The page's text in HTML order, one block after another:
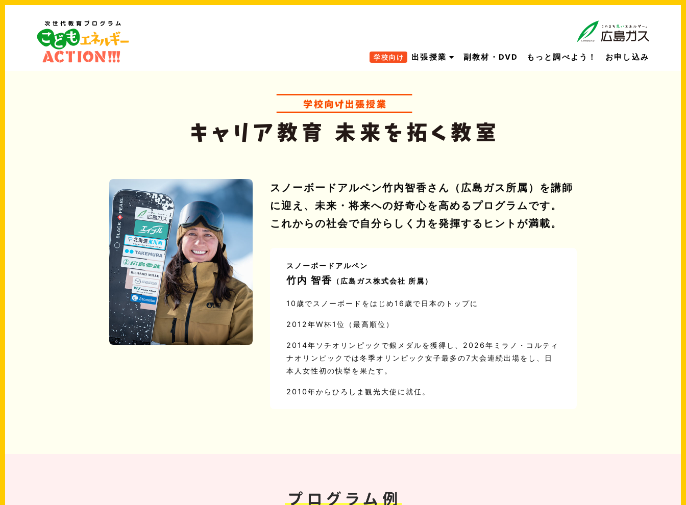
学校向け 出張授業 副教材・DVD もっと調べよう！ お申し込み
スノーボードアルペン竹内智香さん（広島ガス所属）を講師
に迎え、未来・将来への好奇心を高めるプログラムです。
これからの社会で自分らしく力を発揮するヒントが満載。
スノーボードアルペン
竹内 智香 （広島ガス株式会社 所属）
10歳でスノーボードをはじめ16歳で日本のトップに
2012年W杯1位（最高順位）
2014年ソチオリンピックで銀メダルを獲得し、2026年ミラノ・コルティ
ナオリンピックでは冬季オリンピック女子最多の7大会連続出場をし、日
本人女性初の快挙を果たす。
2010年からひろしま観光大使に就任。